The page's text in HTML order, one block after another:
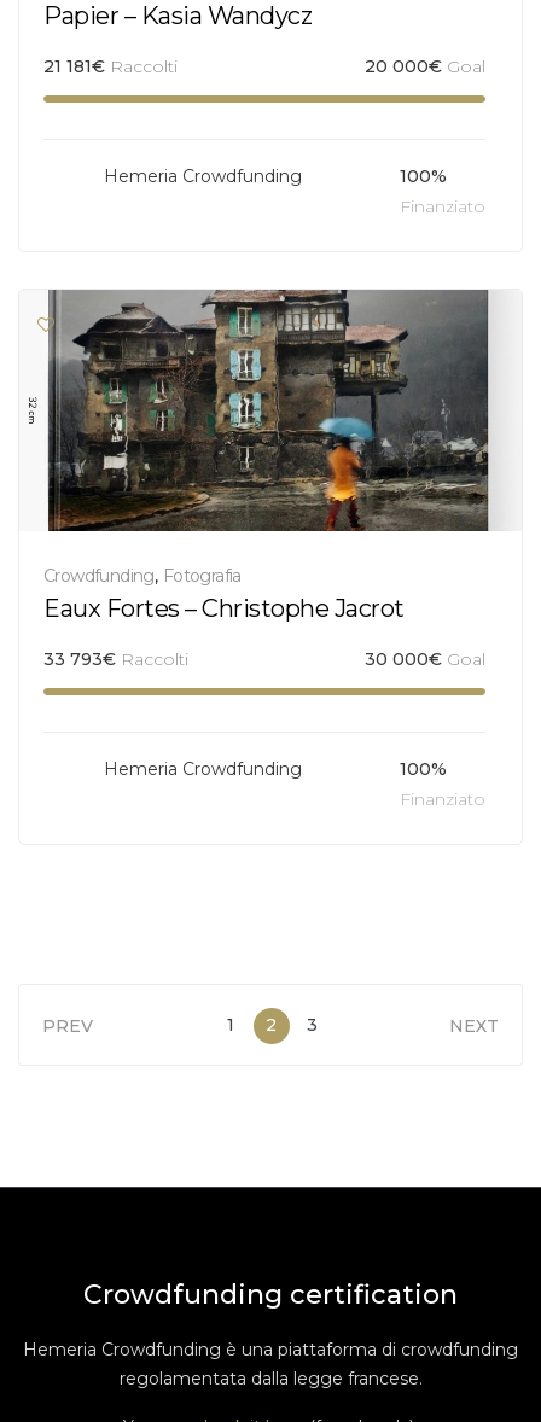
Papier – Kasia Wandycz
21 181€ Raccolti 20 000€ Goal
Hemeria Crowdfunding
100%
Finanziato
Crowdfunding, Fotografia
Eaux Fortes – Christophe Jacrot
33 793€ Raccolti 30 000€ Goal
Hemeria Crowdfunding
100%
Finanziato
PREV 1 2 3 NEXT
Crowdfunding certification
Hemeria Crowdfunding è una piattaforma di crowdfunding
regolamentata dalla legge francese.